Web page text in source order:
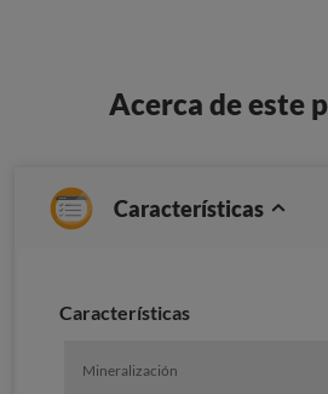
Acerca de este
Características
Caracterí­sticas
Mineralización